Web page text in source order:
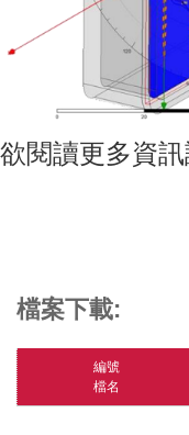
欲閱讀更多資訊
檔案下載:
編號
檔名